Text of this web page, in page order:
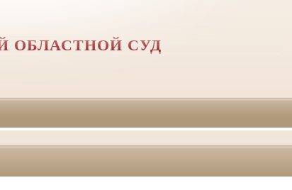
ОБЛАСТНОЙ СУД